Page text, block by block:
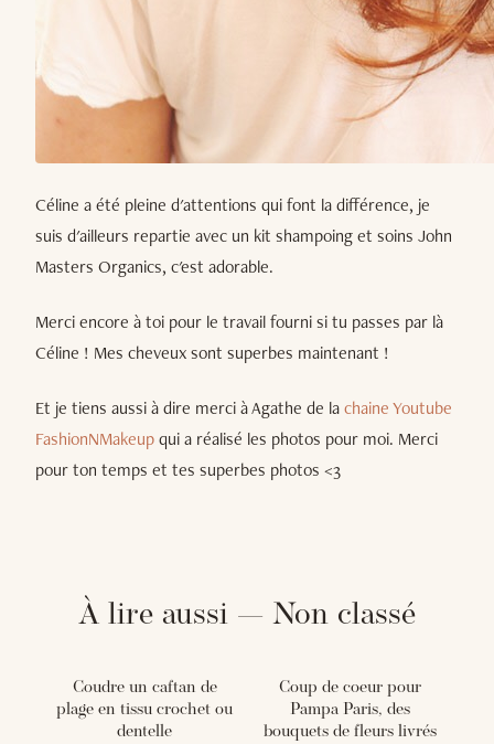
Céline a été pleine d'attentions qui font la différence, je
suis d'ailleurs repartie avec un kit shampoing et soins John
Masters Organics, c'est adorable.
Merci encore à toi pour le travail fourni si tu passes par là
Céline ! Mes cheveux sont superbes maintenant !
Et je tiens aussi à dire merci à Agathe de lachaine Youtube
FashionNMakeupqui a réalisé les photos pour moi. Merci
pour ton temps et tes superbes photos <3
À lire aussi — Non classé
Coudre un caftan de
plage en tissu crochet ou
dentelle
Coup de coeur pour
Pampa Paris, des
bouquets de fleurs livrés